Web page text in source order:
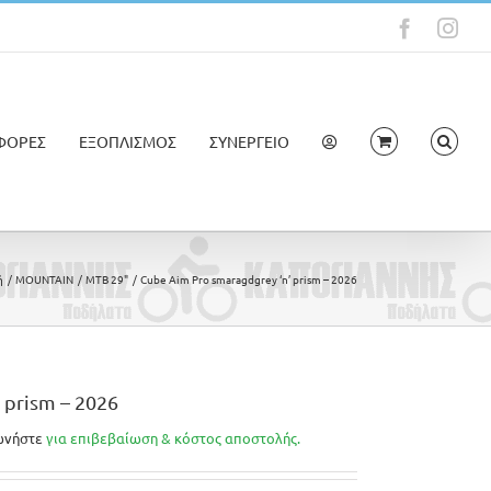
ΕΞΟΠΛΙΣΜΟΣ ΣΥΝΕΡΓΕΙΟ
MOUNTAIN MTB 29" Cube Aim Pro smaragdgrey ‘n’ prism – 2026
prism – 2026
για επιβεβαίωση & κόστος αποστολής.